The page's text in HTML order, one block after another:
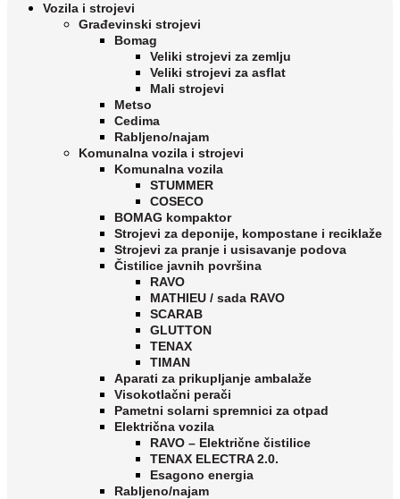
Vozila i strojevi
Građevinski strojevi
Bomag
Veliki strojevi za zemlju
Veliki strojevi za asflat
Mali strojevi
Metso
Cedima
Rabljeno/najam
Komunalna vozila i strojevi
Komunalna vozila
STUMMER
COSECO
BOMAG kompaktor
Strojevi za deponije, kompostane i reciklaže
Strojevi za pranje i usisavanje podova
Čistilice javnih površina
RAVO
MATHIEU / sada RAVO
SCARAB
GLUTTON
TENAX
TIMAN
Aparati za prikupljanje ambalaže
Visokotlačni perači
Pametni solarni spremnici za otpad
Električna vozila
RAVO – Električne čistilice
TENAX ELECTRA 2.0.
Esagono energia
Rabljeno/najam